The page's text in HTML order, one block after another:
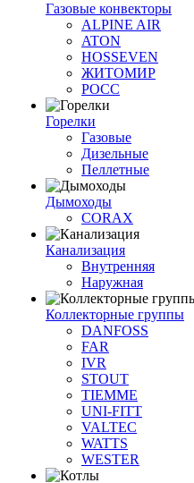
Газовые конвекторы
ALPINE AIR
ATON
HOSSEVEN
ЖИТОМИР
РОСС
Горелки
Газовые
Дизельные
Пеллетные
Дымоходы
CORAX
Канализация
Внутренняя
Наружная
Коллекторные группы
DANFOSS
FAR
IVR
STOUT
TIEMME
UNI-FITT
VALTEC
WATTS
WESTER